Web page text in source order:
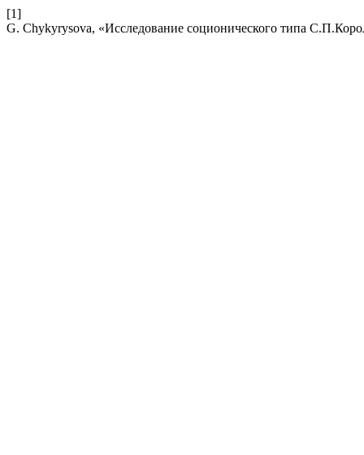
[1]
G. Chykyrysova, «Исследование соционического типа